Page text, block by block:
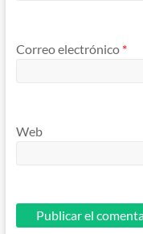
Correo electrónico *
Web